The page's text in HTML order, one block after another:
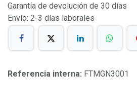
Garantía de devolución de 30 días
Envío: 2-3 días laborales
Referencia interna: FTMGN3001